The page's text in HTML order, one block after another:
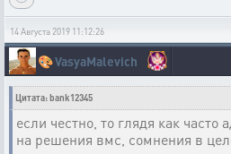
14 Августа 2019 11:12:26
🎨VasyaMalevich
Цитата: bank12345
если честно, то глядя как часто
на решения вмс, сомнения в